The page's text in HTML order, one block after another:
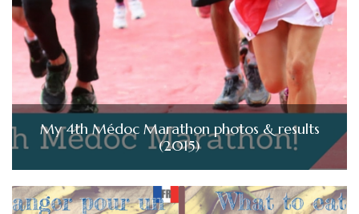
My 4th Médoc Marathon photos & results
(2015)